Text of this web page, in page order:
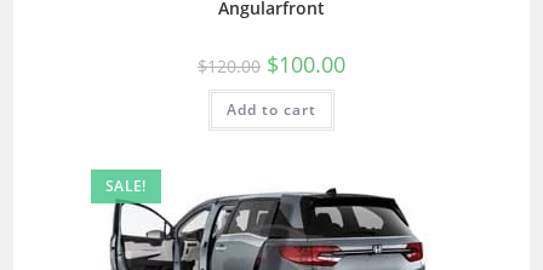
Angularfront
$120.00 $100.00
Add to cart
SALE!